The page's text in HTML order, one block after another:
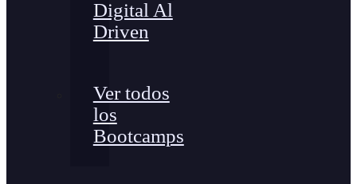
Digital Al
Driven
Ver todos
los
Bootcamps